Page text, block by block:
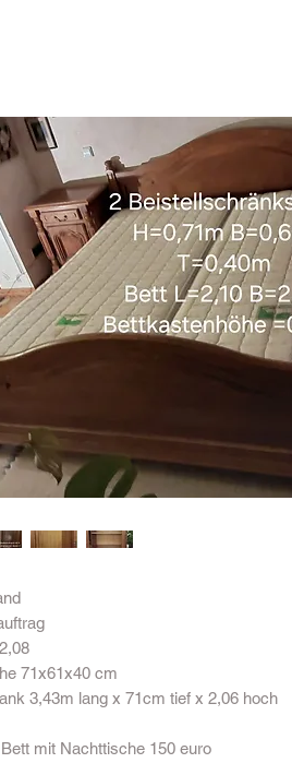
71x61x40 cm
3,43m lang x 71cm tief x 2,06 hoch
mit Nachttische 150 euro